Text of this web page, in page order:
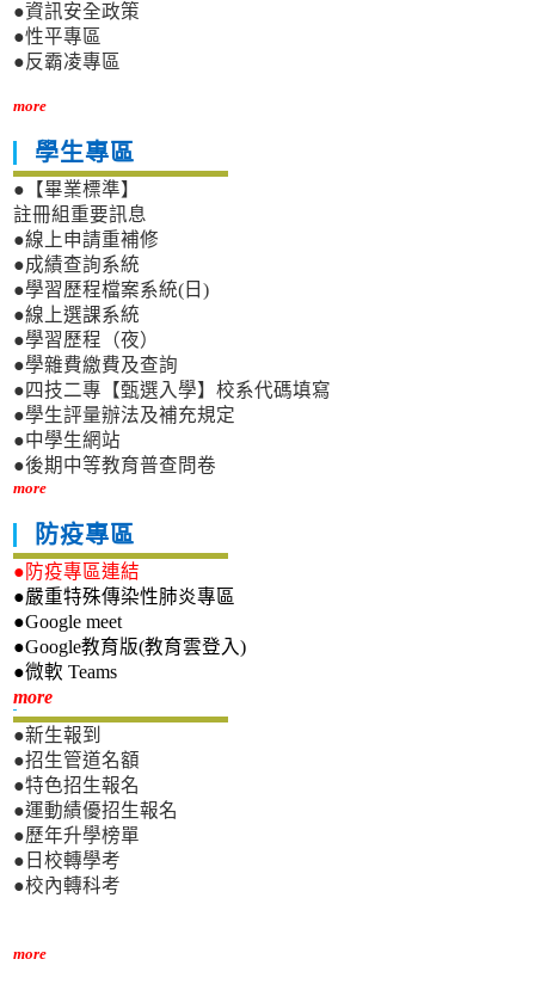
●資訊安全政策
●性平專區
●反霸凌專區
more
學生專區
●【畢業標準】
註冊組重要訊息
●線上申請重補修
●成績查詢系統
●學習歷程檔案系統(日)
●線上選課系統
●學習歷程（夜）
●學雜費繳費及查詢
●四技二專【甄選入學】校系代碼填寫
●學生評量辦法及補充規定
●中學生網站
●後期中等教育普查問卷
more
防疫專區
●防疫專區連結
●嚴重特殊傳染性肺炎專區
●Google meet
●Google教育版(教育雲登入)
●微軟 Teams
more新生專區
●新生報到
●招生管道名額
●特色招生報名
●運動績優招生報名
●歷年升學榜單
●日校轉學考
●校內轉科考
more